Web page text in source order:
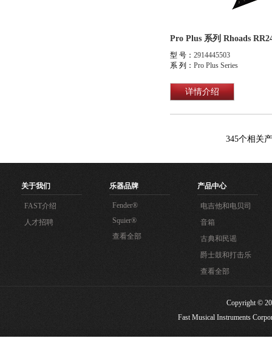
Pro Plus 系列 Rhoads
型 号： 2914445503
系 列： Pro Plus Series
详情介绍
345个相关
关于我们
FAST介绍
人才招聘
乐器品牌
Fender®
Squier®
查看全部
产品中心
电吉他和电贝司
音箱
古典和民谣
爵士鼓和打击乐
查看全部
Copyright ©
Fast Musical Instruments